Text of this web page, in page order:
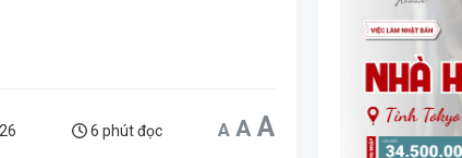
6 phút đọc A Decrease
font
size.
A Reset
font
size.
AIncrease
font